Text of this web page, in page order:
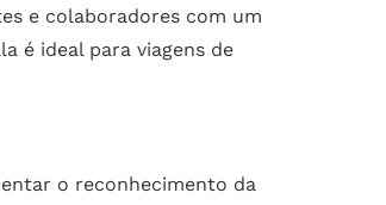
e colaboradores com um
é ideal para viagens de
o reconhecimento da